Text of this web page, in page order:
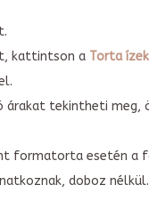
kattintson a Torta ízek
tekintheti meg,
formatorta esetén a
doboz nélkül.